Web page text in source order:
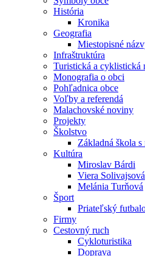
História
Kronika
Geografia
Miestopisné
Infraštruktúra
Turistická a cyklistická
Monografia o obci
Pohľadnica obce
Voľby a referendá
Malachovské noviny
Projekty
Školstvo
Základná škola
Kultúra
Miroslav Bárdi
Viera Solivajsová
Melánia Turňová
Šport
Priateľský
Firmy
Cestovný ruch
Cykloturistika
Doprava